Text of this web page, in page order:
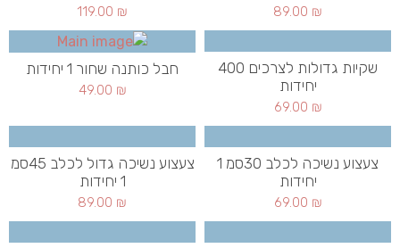
89.00 ₪
119.00 ₪
שקיות גדולות לצרכים 400
יחידות
69.00 ₪
חבל כותנה שחור 1 יחידות
49.00 ₪
צעצוע נשיכה לכלב 30סמ 1
יחידות
69.00 ₪
צעצוע נשיכה גדול לכלב 45סמ
1 יחידות
89.00 ₪